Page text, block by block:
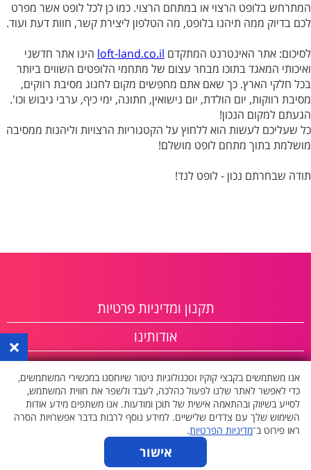
המתרחש בלופט הרצוי או במתחם הרצוי. כמו כן לכל לופט אשר מפרט
לכם בדיוק ממה תיהנו בלופט, מה הטלפון ליצירת קשר, חוות דעת ועוד.
לסיכום: אתר האינטרנט המתקדם loft-land.co.il הינו אתר חדשני
ואיכותי המאגד בתוכו מבחר עצום של מתחמי הלופטים השווים ביותר
בכל חלקי הארץ. כך שאם אתם מחפשים מקום לחגוג מסיבת רווקים,
מסיבת רווקות, יום הולדת, יום נישואין, חתונה, ימי כיף, ערבי גיבוש וכו'.
הגעתם למקום הנכון!
כל שעליכם לעשות הוא ללחוץ על הקטגוריות הרצויות וליהנות ממסיבה
מושלמת בתוך מתחם לופט מושלם!
תודה שבחרתם נכון - לופט לנד!
תקנון ומדיניות פרטיות
אודותינו
פרסום באתר
×
אנו משתמשים בקבצי קוקיז וטכנולוגיות ניטור שיוחסנו במכשירי המשתמשים,
כדי לאפשר לאתר שלנו לפעול כהלכה, לעבד ולשפר את חווית המשתמש,
לסייע בשיווק ובהתאמה אישית של תוכן ומודעות. אנו משתפים מידע אודות
השימוש שלך עם צדדים שלישיים. למידע נוסף לרבות בדבר אפשרויות הסרה
ראו פירוט ב־מדיניות הפרטיות.
אישור